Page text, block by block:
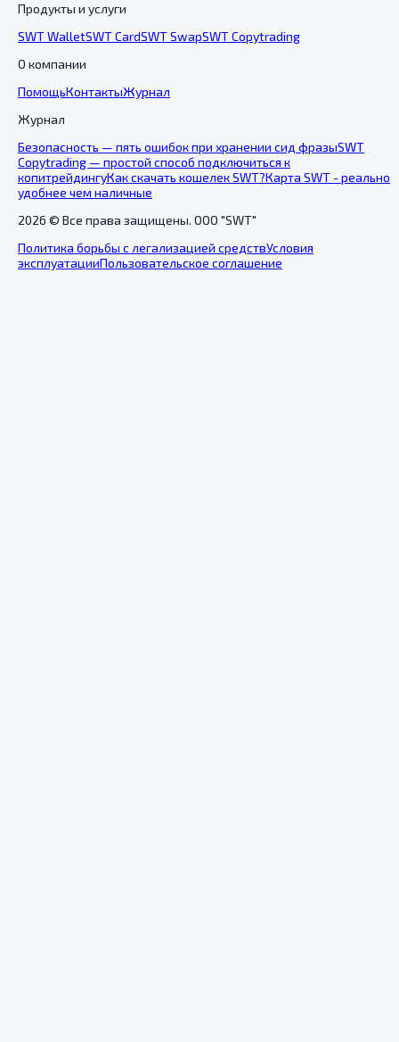
Продукты и услуги
SWT WalletSWT CardSWT SwapSWT Copytrading
О компании
ПомощьКонтактыЖурнал
Журнал
Безопасность — пять ошибок при хранении сид фразыSWT
Copytrading — простой способ подключиться к
копитрейдингуКак скачать кошелек SWT?Карта SWT - реально
удобнее чем наличные
2026 © Все права защищены. ООО "SWT"
Политика борьбы с легализацией средствУсловия
эксплуатацииПользовательское соглашение